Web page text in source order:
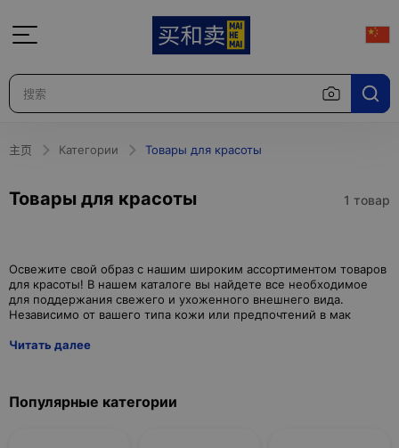
主页 Категории Товары для красоты
Товары для красоты 1 товар
Освежите свой образ с нашим широким ассортиментом товаров
для красоты! В нашем каталоге вы найдете все необходимое
для поддержания свежего и ухоженного внешнего вида.
Читать далее
Популярные категории